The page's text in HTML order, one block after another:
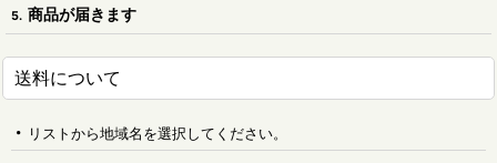
5. 商品が届きます
送料について
リストから地域名を選択してください。